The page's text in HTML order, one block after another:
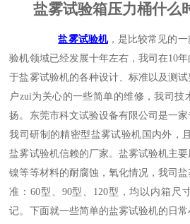
盐雾试验箱压力桶什么
盐雾试验机，是比较常见的
验机领域已经发展十年左右，我司在10年
于盐雾试验机的各种设计、标准以及测
户zui为关心的一些简单的维修，我司技
扬。东莞市科文试验设备有限公司是一家
我司研制的精密型盐雾试验机国内外，
盐雾试验机信赖的厂家。盐雾试验机主
镍等等材料的耐腐蚀，氧化情况，我司
准：60型、 90型、 120型，均以内箱尺
记。下面就一些简单的盐雾试验机的日